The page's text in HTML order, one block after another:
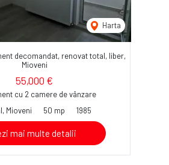
Harta
decomandat, renovat total, liber,
Mioveni
55,000 €
cu 2 camere de vânzare
Mioveni
50 mp 1985
mai multe detalii